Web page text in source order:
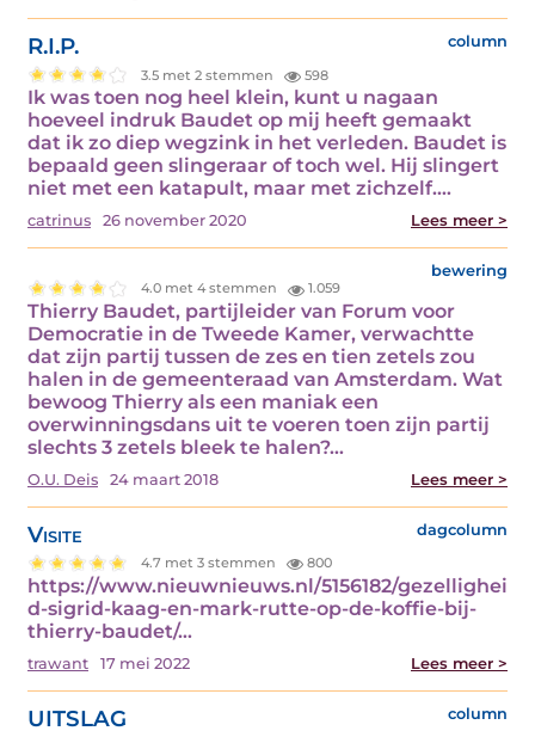
R.I.P. column
3.5 met 2 stemmen 598
Ik was toen nog heel klein, kunt u nagaan
hoeveel indruk Baudet op mij heeft gemaakt
dat ik zo diep wegzink in het verleden. Baudet is
bepaald geen slingeraar of toch wel. Hij slingert
niet met een katapult, maar met zichzelf.…
catrinus 26 november 2020 Lees meer >
bewering
4.0 met 4 stemmen 1.059
Thierry Baudet, partijleider van Forum voor
Democratie in de Tweede Kamer, verwachtte
dat zijn partij tussen de zes en tien zetels zou
halen in de gemeenteraad van Amsterdam. Wat
bewoog Thierry als een maniak een
overwinningsdans uit te voeren toen zijn partij
slechts 3 zetels bleek te halen?…
O.U. Deis 24 maart 2018 Lees meer >
Visite dagcolumn
4.7 met 3 stemmen 800
https://www.nieuwnieuws.nl/5156182/gezellighei
d-sigrid-kaag-en-mark-rutte-op-de-koffie-bij-
thierry-baudet/…
trawant 17 mei 2022 Lees meer >
UITSLAG column